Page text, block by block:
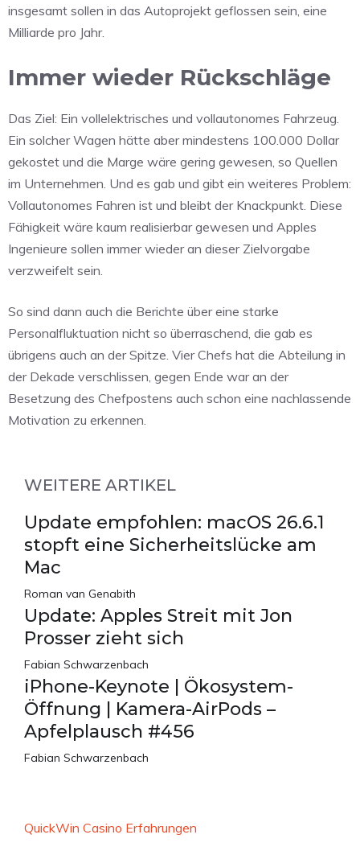
insgesamt sollen in das Autoprojekt geflossen sein, eine
Milliarde pro Jahr.
Immer wieder Rückschläge
Das Ziel: Ein vollelektrisches und vollautonomes Fahrzeug.
Ein solcher Wagen hätte aber mindestens 100.000 Dollar
gekostet und die Marge wäre gering gewesen, so Quellen
im Unternehmen. Und es gab und gibt ein weiteres Problem:
Vollautonomes Fahren ist und bleibt der Knackpunkt. Diese
Fähigkeit wäre kaum realisierbar gewesen und Apples
Ingenieure sollen immer wieder an dieser Zielvorgabe
verzweifelt sein.
So sind dann auch die Berichte über eine starke
Personalfluktuation nicht so überraschend, die gab es
übrigens auch an der Spitze. Vier Chefs hat die Abteilung in
der Dekade verschlissen, gegen Ende war an der
Besetzung des Chefpostens auch schon eine nachlassende
Motivation zu erkennen.
WEITERE ARTIKEL
Update empfohlen: macOS 26.6.1
stopft eine Sicherheitslücke am
Mac
Roman van Genabith
Update: Apples Streit mit Jon
Prosser zieht sich
Fabian Schwarzenbach
iPhone-Keynote | Ökosystem-
Öffnung | Kamera-AirPods –
Apfelplausch #456
Fabian Schwarzenbach
QuickWin Casino Erfahrungen